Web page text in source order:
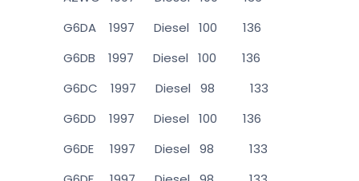
G6DA 1997 Diesel 100 136
G6DB 1997 Diesel 100 136
G6DC 1997 Diesel 98 133
G6DD 1997 Diesel 100 136
G6DE 1997 Diesel 98 133